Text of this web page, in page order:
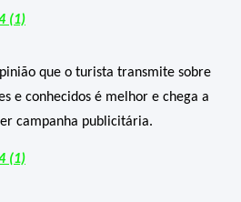
que o turista transmite sobre
e conhecidos é melhor e chega a
campanha publicitária.